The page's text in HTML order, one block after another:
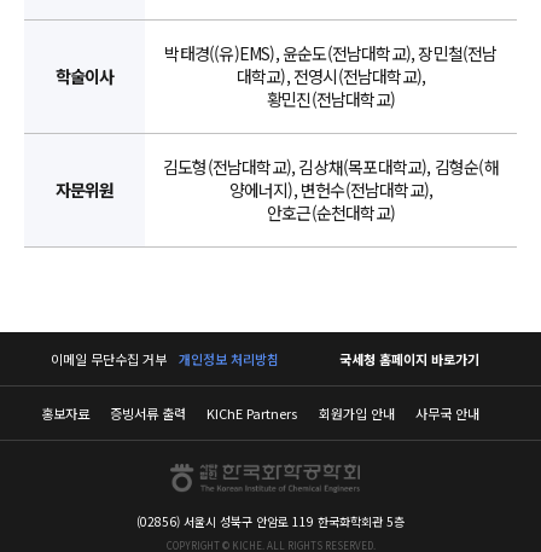
학술이사
박태경((유)EMS), 윤순도(전남대학교), 장민철(전남
대학교), 전영시(전남대학교),
황민진(전남대학교)
자문위원
김도형(전남대학교), 김상채(목포대학교), 김형순(해
양에너지), 변헌수(전남대학교),
안호근(순천대학교)
이메일 무단수집 거부 개인정보 처리방침 국세청 홈페이지 바로가기
홍보자료 증빙서류 출력 KIChE Partners 회원가입 안내 사무국 안내
(02856) 서울시 성북구 안암로 119 한국화학회관 5층
COPYRIGHT © KICHE. ALL RIGHTS RESERVED.